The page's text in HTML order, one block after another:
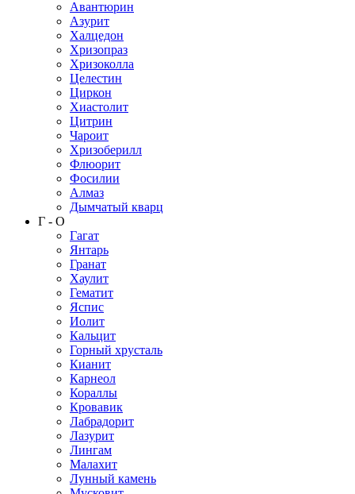
Авантюрин
Азурит
Халцедон
Хризопраз
Хризоколла
Целестин
Циркон
Хиастолит
Цитрин
Чароит
Хризоберилл
Флюорит
Фосилии
Алмаз
Дымчатый кварц
Г - О
Гагат
Янтарь
Гранат
Хаулит
Гематит
Яспис
Иолит
Кальцит
Горный хрусталь
Кианит
Карнеол
Кораллы
Кровавик
Лабрадорит
Лазурит
Лингам
Малахит
Лунный камень